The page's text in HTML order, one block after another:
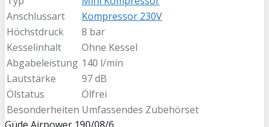
Anschlussart
Kompressor 230V
Höchstdruck
8 bar
Kesselinhalt
Ohne Kessel
Abgabeleistung 140 l/min
Lautstärke
97 dB
Ölstatus
Ölfrei
Besonderheiten Umfassendes Zubehörset